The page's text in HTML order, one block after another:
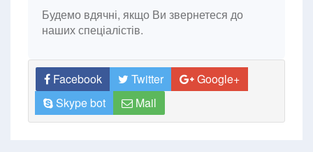
Будемо вдячні, якщо Ви звернетеся до
наших спеціалістів.
Facebook Twitter
Google+
Skype bot
Mail